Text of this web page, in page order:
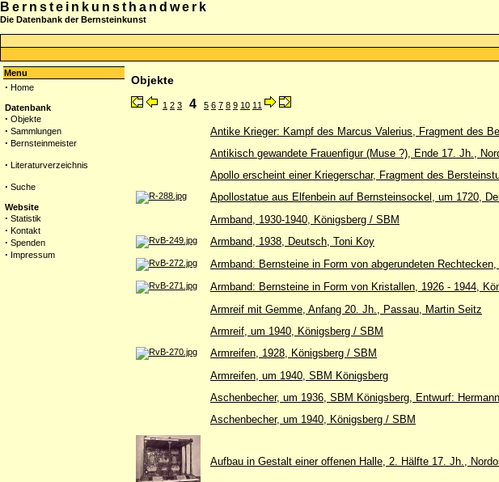
Bernsteinkunsthandwerk
Die Datenbank der Bernsteinkunst
Menu
· Home
Datenbank
· Objekte
· Sammlungen
· Bernsteinmeister
· Literaturverzeichnis
· Suche
Website
· Statistik
· Kontakt
· Spenden
· Impressum
Objekte
1 2 3 4 5 6 7 8 9 10 11
Antike Krieger: Kampf des Marcus Valerius, Fragment des
Antikisch gewandete Frauenfigur (Muse ?), Ende 17. Jh.,
Apollo erscheint einer Kriegerschar, Fragment des
Apollostatue aus Elfenbein auf Bernsteinsockel, um 1720,
Armband, 1930-1940, Königsberg / SBM
Armband, 1938, Deutsch, Toni Koy
Armband: Bernsteine in Form von abgerundeten
Armband: Bernsteine in Form von Kristallen, 1926 - 1944,
Armreif mit Gemme, Anfang 20. Jh., Passau, Martin Seitz
Armreif, um 1940, Königsberg / SBM
Armreifen, 1928, Königsberg / SBM
Armreifen, um 1940, SBM Königsberg
Aschenbecher, um 1936, SBM Königsberg, Entwurf:
Aschenbecher, um 1940, Königsberg / SBM
Aufbau in Gestalt einer offenen Halle, 2. Hälfte 17. Jh.,